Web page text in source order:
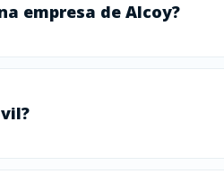
empresa de Alcoy?